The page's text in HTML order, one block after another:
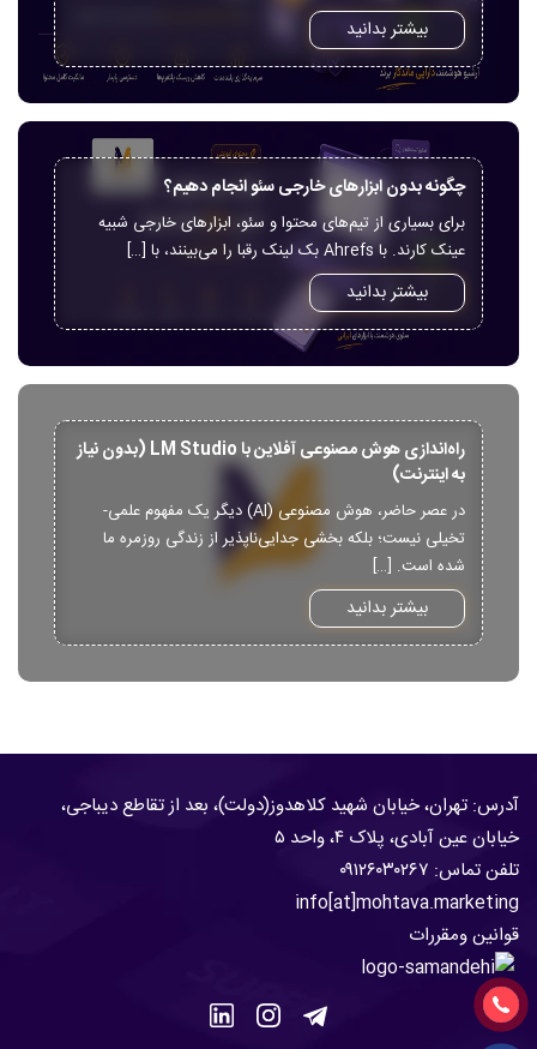
بیشتر بدانید
چگونه بدون ابزارهای خارجی سئو انجام دهیم؟
برای بسیاری از تیم‌های محتوا و سئو، ابزارهای خارجی شبیه
عینک کارند. با Ahrefs بک لینک رقبا را می‌بینند، با […]
بیشتر بدانید
راه‌اندازی هوش مصنوعی آفلاین با LM Studio (بدون نیاز
به اینترنت)
در عصر حاضر، هوش مصنوعی (AI) دیگر یک مفهوم علمی-
تخیلی نیست؛ بلکه بخشی جدایی‌ناپذیر از زندگی روزمره ما
شده است. […]
بیشتر بدانید
آدرس: تهران، خیابان شهید کلاهدوز(دولت)، بعد از تقاطع دیباجی،
خیابان عین آبادی، پلاک ۴، واحد ۵
تلفن تماس:
۰۹۱۲۶۰۳۰۲۶۷
info[at]mohtava.marketing
قوانین ومقررات